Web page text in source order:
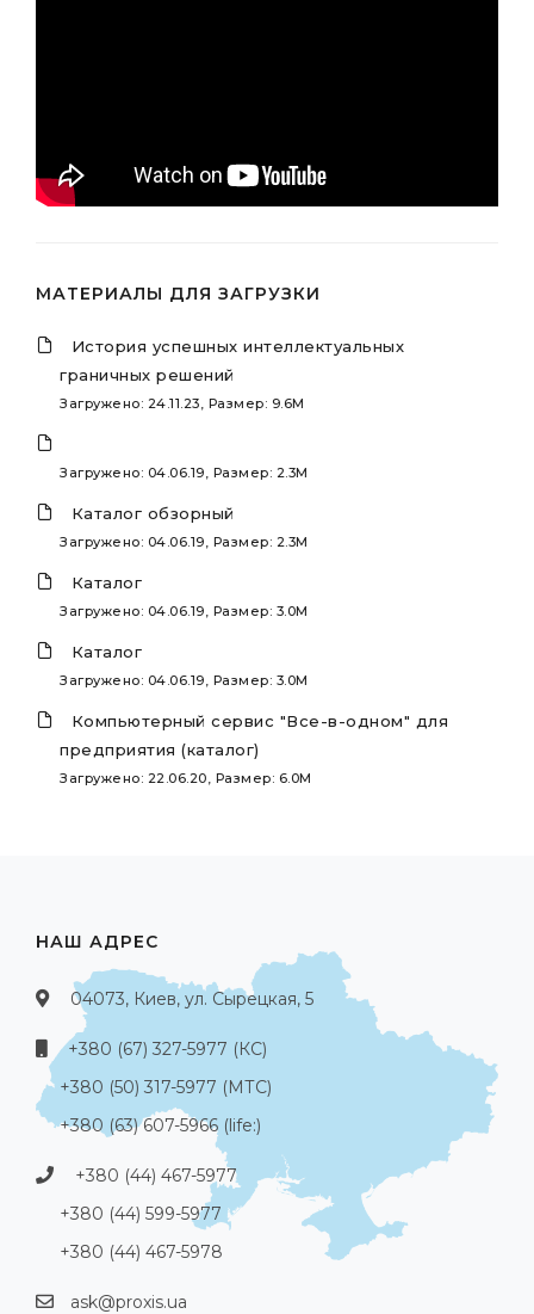
МАТЕРИАЛЫ ДЛЯ ЗАГРУЗКИ
История успешных интеллектуальных
граничных решений
Загружено: 24.11.23, Размер: 9.6M
Загружено: 04.06.19, Размер: 2.3M
Каталог обзорный
Загружено: 04.06.19, Размер: 2.3M
Каталог
Загружено: 04.06.19, Размер: 3.0M
Каталог
Загружено: 04.06.19, Размер: 3.0M
Компьютерный сервис "Все-в-одном" для
предприятия (каталог)
Загружено: 22.06.20, Размер: 6.0M
НАШ АДРЕС
04073, Киев, ул. Сырецкая, 5
+380 (67) 327-5977 (КС)
+380 (50) 317-5977 (МТС)
+380 (63) 607-5966 (life:)
+380 (44) 467-5977
+380 (44) 599-5977
+380 (44) 467-5978
ask@proxis.ua